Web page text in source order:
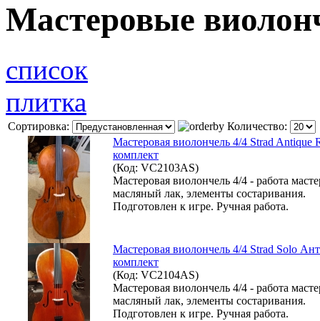
Мастеровые
список
плитка
Сортировка:
Количество:
Мастеровая виолончель 4/4 Strad Antique
комплект
(Код: VC2103AS)
Мастеровая виолончель 4/4 - работа
масляный лак, элементы состаривания.
Подготовлен к игре. Ручная работа.
Мастеровая виолончель 4/4 Strad Solo
комплект
(Код: VC2104AS)
Мастеровая виолончель 4/4 - работа
масляный лак, элементы состаривания.
Подготовлен к игре. Ручная работа.